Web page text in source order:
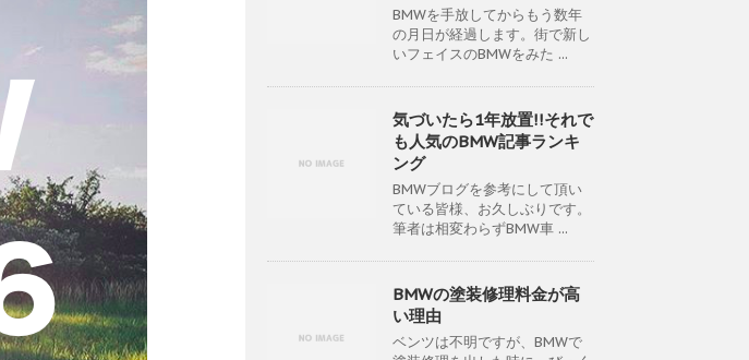
BMWを手放してからもう数年
の月日が経過します。街で新し
いフェイスのBMWをみた ...
気づいたら1年放置!!それで
も人気のBMW記事ランキ
ング
BMWブログを参考にして頂い
ている皆様、お久しぶりです。
筆者は相変わらずBMW車 ...
BMWの塗装修理料金が高
い理由
ベンツは不明ですが、BMWで